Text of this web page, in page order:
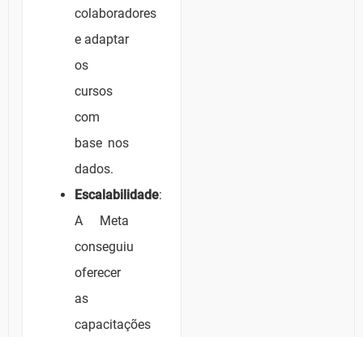
colaboradores
e adaptar
os
cursos
com
base nos
dados.
Escalabilidade:
A Meta
conseguiu
oferecer
as
capacitações